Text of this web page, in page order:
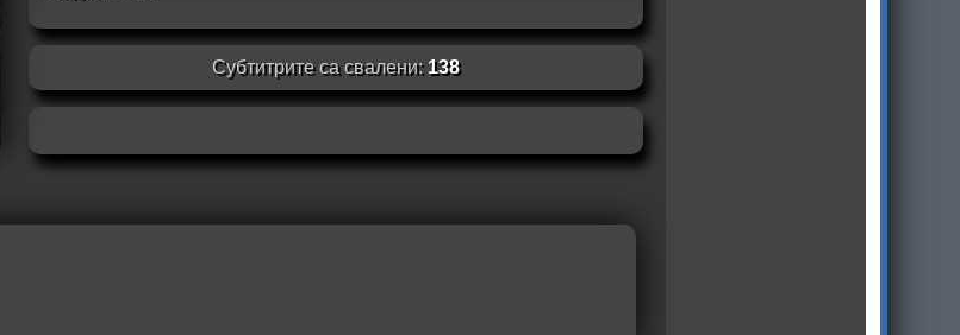
Субтитрите са свалени: 138